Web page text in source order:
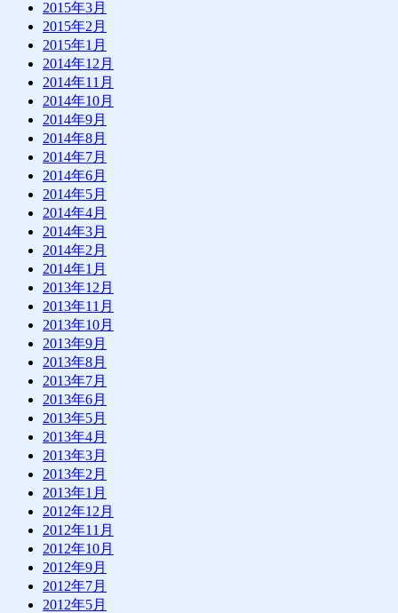
2015年3月
2015年2月
2015年1月
2014年12月
2014年11月
2014年10月
2014年9月
2014年8月
2014年7月
2014年6月
2014年5月
2014年4月
2014年3月
2014年2月
2014年1月
2013年12月
2013年11月
2013年10月
2013年9月
2013年8月
2013年7月
2013年6月
2013年5月
2013年4月
2013年3月
2013年2月
2013年1月
2012年12月
2012年11月
2012年10月
2012年9月
2012年7月
2012年5月